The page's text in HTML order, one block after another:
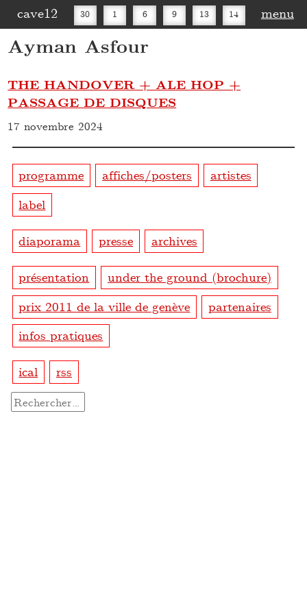
cave12 30 1 6 9 13 14
16 20
menu
Ayman Asfour
THE HANDOVER + ALE HOP +
PASSAGE DE DISQUES
17 novembre 2024
programme affiches/posters
artistes
label
diaporama presse archives
présentation
under the ground (brochure)
prix 2011 de la ville de genève
partenaires
infos pratiques
ical rss
Rechercher :